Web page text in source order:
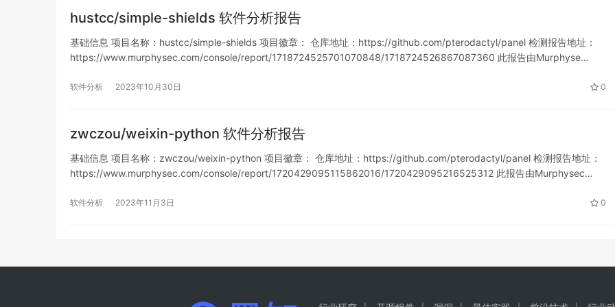
hustcc/simple-shields 软件分析报告
基础信息 项目名称：hustcc/simple-shields 项目徽章： 仓库地址：https://github.com/pterodactyl/panel 检测报告地址：
https://www.murphysec.com/console/report/1718724525701070848/1718724526867087360 此报告由Murphyse…
软件分析 2023年10月30日 0
zwczou/weixin-python 软件分析报告
基础信息 项目名称：zwczou/weixin-python 项目徽章： 仓库地址：https://github.com/pterodactyl/panel 检测报告地址：
https://www.murphysec.com/console/report/1720429095115862016/1720429095216525312 此报告由Murphysec…
软件分析 2023年11月3日 0